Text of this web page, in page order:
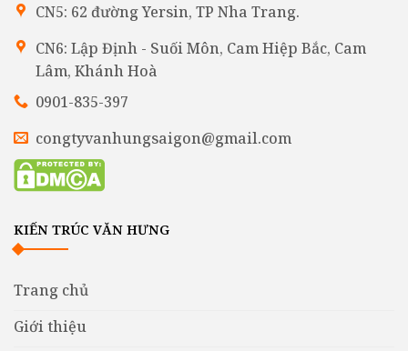
CN5: 62 đường Yersin, TP Nha Trang.
CN6: Lập Định - Suối Môn, Cam Hiệp Bắc, Cam
Lâm, Khánh Hoà
0901-835-397
congtyvanhungsaigon@gmail.com
KIẾN TRÚC VĂN HƯNG
Trang chủ
Giới thiệu